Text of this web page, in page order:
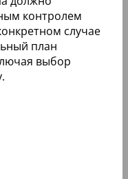
контролем
случае
план
выбор